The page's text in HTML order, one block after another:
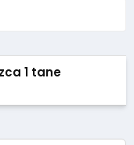
1 tane